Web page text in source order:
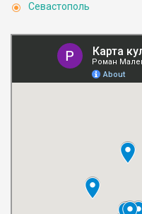
Севастополь